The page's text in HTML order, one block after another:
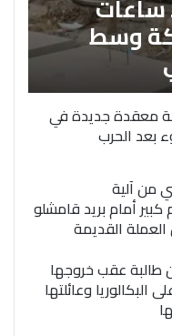
وسط
معقدة جديدة في
بعد الحرب
من آلية
كبير أمام بريد قامشلو
القديمة
عقب خروجها
البكالوريا وعائلتها